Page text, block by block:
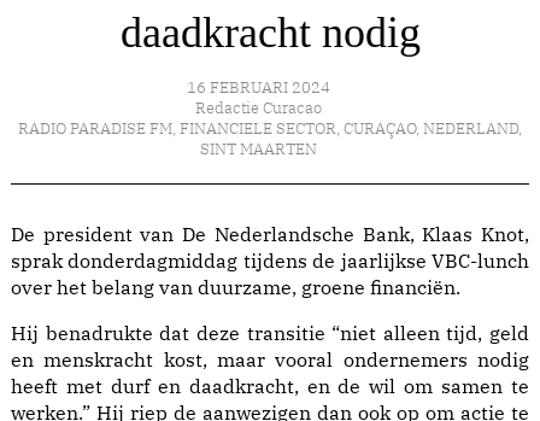
daadkracht nodig
16 FEBRUARI 2024
Redactie Curacao
RADIO PARADISE FM, FINANCIELE SECTOR, CURAÇAO, NEDERLAND,
SINT MAARTEN
De president van De Nederlandsche Bank, Klaas Knot,
sprak donderdagmiddag tijdens de jaarlijkse VBC-lunch
over het belang van duurzame, groene financiën.
Hij benadrukte dat deze transitie “niet alleen tijd, geld
en menskracht kost, maar vooral ondernemers nodig
heeft met durf en daadkracht, en de wil om samen te
werken.” Hij riep de aanwezigen dan ook op om actie te